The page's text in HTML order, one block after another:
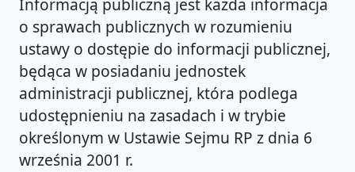
Informacją publiczną jest każda informacja
o sprawach publicznych w rozumieniu
ustawy o dostępie do informacji publicznej,
będąca w posiadaniu jednostek
administracji publicznej, która podlega
udostępnieniu na zasadach i w trybie
określonym w Ustawie Sejmu RP z dnia 6
września 2001 r.